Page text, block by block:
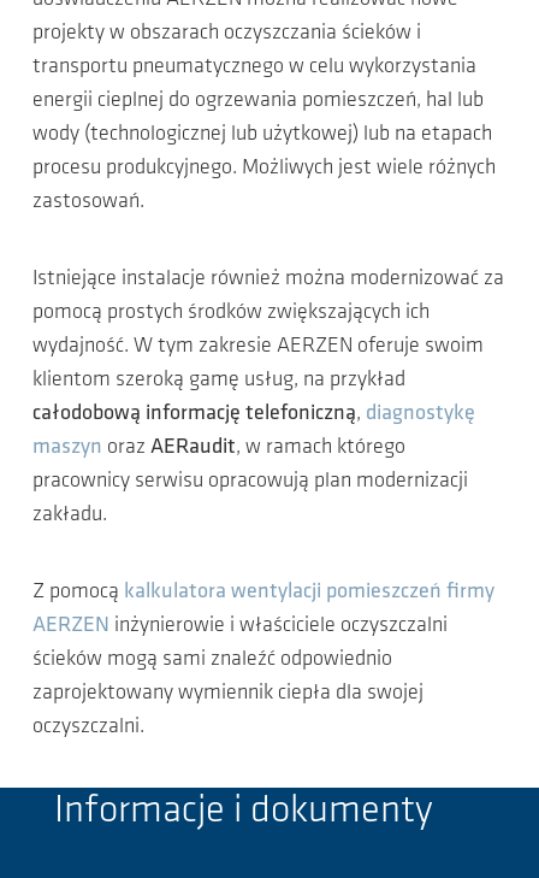
projekty w obszarach oczyszczania ścieków i
transportu pneumatycznego w celu wykorzystania
energii cieplnej do ogrzewania pomieszczeń, hal lub
wody (technologicznej lub użytkowej) lub na etapach
procesu produkcyjnego. Możliwych jest wiele różnych
zastosowań.
Istniejące instalacje również można modernizować za
pomocą prostych środków zwiększających ich
wydajność. W tym zakresie AERZEN oferuje swoim
klientom szeroką gamę usług, na przykład
całodobową informację telefoniczną, diagnostykę
maszyn oraz AERaudit, w ramach którego
pracownicy serwisu opracowują plan modernizacji
zakładu.
Z pomocą kalkulatora wentylacji pomieszczeń firmy
AERZEN inżynierowie i właściciele oczyszczalni
ścieków mogą sami znaleźć odpowiednio
zaprojektowany wymiennik ciepła dla swojej
oczyszczalni.
Informacje i dokumenty